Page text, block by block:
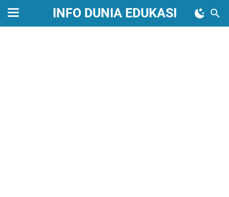
INFO DUNIA EDUKASI